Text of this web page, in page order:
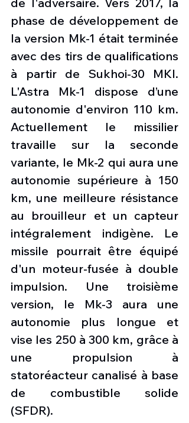
phase de développement de
la version Mk-1 était terminée
avec des tirs de qualifications
à partir de Sukhoi-30 MKI.
L'Astra Mk-1 dispose d’une
autonomie d'environ 110 km.
Actuellement le missilier
travaille sur la seconde
variante, le Mk-2 qui aura une
autonomie supérieure à 150
km, une meilleure résistance
au brouilleur et un capteur
intégralement indigène. Le
missile pourrait être équipé
d'un moteur-fusée à double
impulsion. Une troisième
version, le Mk-3 aura une
autonomie plus longue et
vise les 250 à 300 km, grâce à
une propulsion à
statoréacteur canalisé à base
de combustible solide
(SFDR).